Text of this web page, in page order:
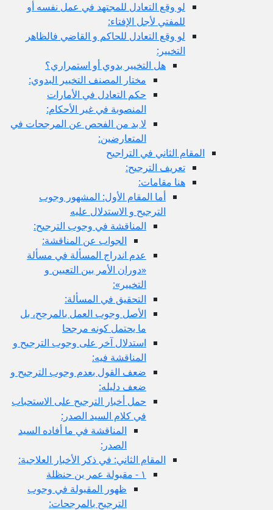
لو وقع التعادل للمجتهد في عمل نفسه أو
للمفتي لأجل الإفتاء:
لو وقع التعادل للحاكم و القاضي فالظاهر
التخيير:
هل التخيير بدوي أو استمراري؟
مختار المصنف التخيير البدوي:
حكم التعادل في الأمارات
المنصوبة في غير الأحكام:
لا بد من الفحص عن المرجحات في
المتعارضين:
المقام الثاني في التراجيح
تعريف الترجيح:
هنا مقامات:
أما المقام الأول: المشهور وجوب
الترجيح و الاستدلال عليه
المناقشة في وجوب الترجيح:
الجواب عن المناقشة:
عدم اندراج المسألة في مسألة
«دوران الأمر بين التعيين و
التخيير»:
التحقيق في المسألة:
الأصل وجوب العمل بالمرجح، بل
ما يحتمل كونه مرجحا
استدلال آخر على وجوب الترجيح و
المناقشة فيه:
ضعف القول بعدم وجوب الترجيح و
ضعف دليله:
حمل أخبار الترجيح على الاستحباب
في كلام السيد الصدر:
المناقشة في ما أفاده السيد
المقام الثاني: في ذكر الأخبار العلاجية:
ظهور المقبولة في وجوب
الترجيح بالمرجحات: